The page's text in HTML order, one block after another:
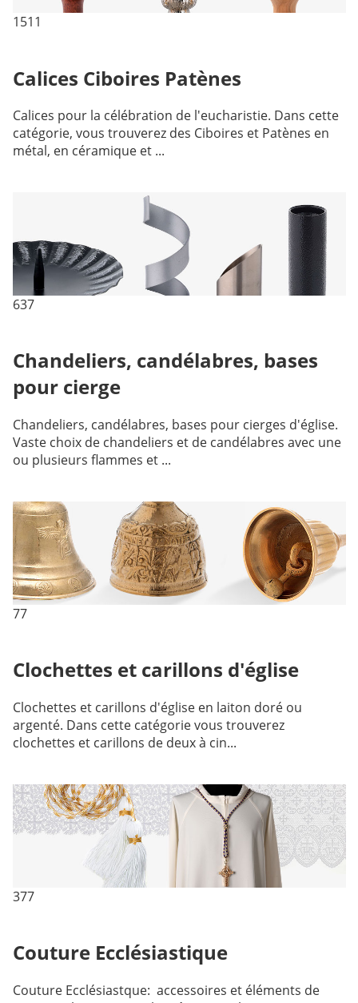
1511
Calices Ciboires Patènes
Calices pour la célébration de l'eucharistie. Dans cette
catégorie, vous trouverez des Ciboires et Patènes en
métal, en céramique et ...
637
Chandeliers, candélabres, bases
pour cierge
Chandeliers, candélabres, bases pour cierges d'église.
Vaste choix de chandeliers et de candélabres avec une
ou plusieurs flammes et ...
77
Clochettes et carillons d'église
Clochettes et carillons d'église en laiton doré ou
argenté. Dans cette catégorie vous trouverez
clochettes et carillons de deux à cin...
377
Couture Ecclésiastique
Couture Ecclésiastque: accessoires et éléments de